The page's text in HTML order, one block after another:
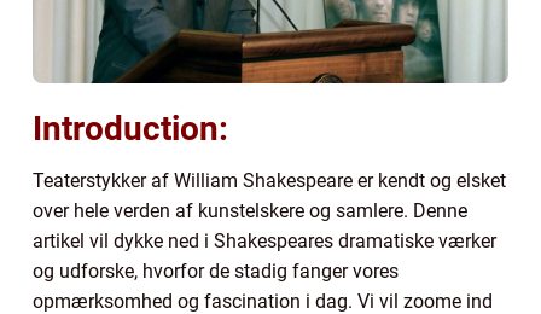
Introduction:
Teaterstykker af William Shakespeare er kendt og elsket
over hele verden af kunstelskere og samlere. Denne
artikel vil dykke ned i Shakespeares dramatiske værker
og udforske, hvorfor de stadig fanger vores
opmærksomhed og fascination i dag. Vi vil zoome ind